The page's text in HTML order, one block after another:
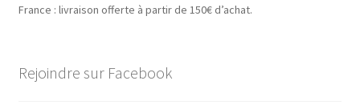
France : livraison offerte à partir de 150€ d’achat.
Rejoindre sur Facebook